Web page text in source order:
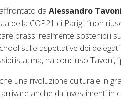
da Alessandro Tavoni
della COP21 di Parigi: “non
prassi realmente sostenibili
sulle aspettative dei
ma, ha concluso
una rivoluzione culturale in
anche da investimenti